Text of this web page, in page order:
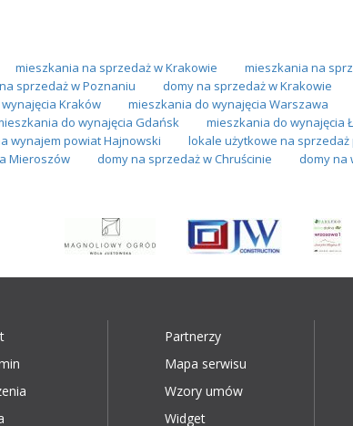
mieszkania na sprzedaż w Krakowie mieszkania na
sprzedaż w Poznaniu domy na sprzedaż w Krakowie
Kraków mieszkania do wynajęcia Warszawa
do wynajęcia Gdańsk mieszkania do wynajęcia
wynajem powiat Hajnowski lokale użytkowe na sprzedaż
Mieroszów
domy na sprzedaż w Chruścinie domy na
Partnerzy
Mapa serwisu
Wzory umów
Widget